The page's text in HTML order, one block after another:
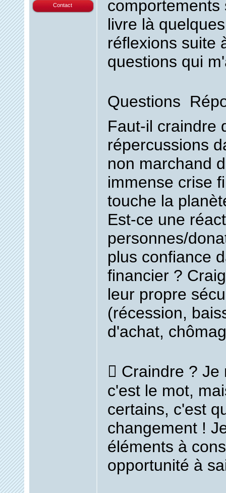
Contact
comportements
livre là
réflexions suite
questions qui
Questions 
Faut-il craindre
répercussions
non marchand
immense crise
touche la
Est-ce une
personnes/
plus confiance
financier ?
leur propre
(récession,
d'achat,
 Craindre ? Je
c'est le mot,
certains, c'est
changement !
éléments à
opportunité à